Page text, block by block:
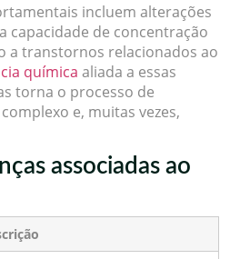
incluem alterações
capacidade de concentração
a transtornos relacionados ao
química aliada a essas
torna o processo de
e, muitas vezes,
associadas ao